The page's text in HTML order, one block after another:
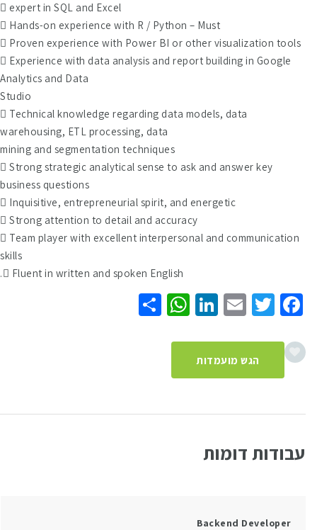
 expert in SQL and Excel
 Hands-on experience with R / Python – Must
 Proven experience with Power BI or other visualization tools
 Experience with data analysis and report building in Google
Analytics and Data
Studio
 Technical knowledge regarding data models, data
warehousing, ETL processing, data
mining and segmentation techniques
 Strong strategic analytical sense to ask and answer key
business questions
 Inquisitive, entrepreneurial spirit, and energetic
 Strong attention to detail and accuracy
 Team player with excellent interpersonal and communication
skills
 Fluent in written and spoken English.
Facebook
Twitter
Email
LinkedIn
WhatsApp
הגש מועמדות
עבודות דומות
Backend Developer